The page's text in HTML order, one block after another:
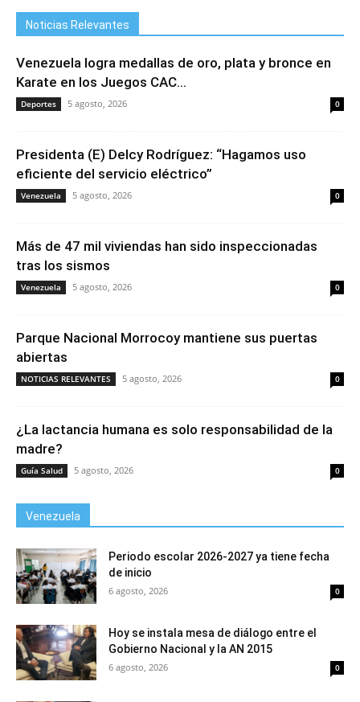
Noticias Relevantes
Venezuela logra medallas de oro, plata y bronce en
Karate en los Juegos CAC...
Deportes 5 agosto, 2026 0
Presidenta (E) Delcy Rodríguez: “Hagamos uso
eficiente del servicio eléctrico”
Venezuela 5 agosto, 2026 0
Más de 47 mil viviendas han sido inspeccionadas
tras los sismos
Venezuela 5 agosto, 2026 0
Parque Nacional Morrocoy mantiene sus puertas
abiertas
NOTICIAS RELEVANTES 5 agosto, 2026 0
¿La lactancia humana es solo responsabilidad de la
madre?
Guía Salud 5 agosto, 2026 0
Venezuela
Periodo escolar 2026-2027 ya tiene fecha
de inicio
6 agosto, 2026 0
Hoy se instala mesa de diálogo entre el
Gobierno Nacional y la AN 2015
6 agosto, 2026 0